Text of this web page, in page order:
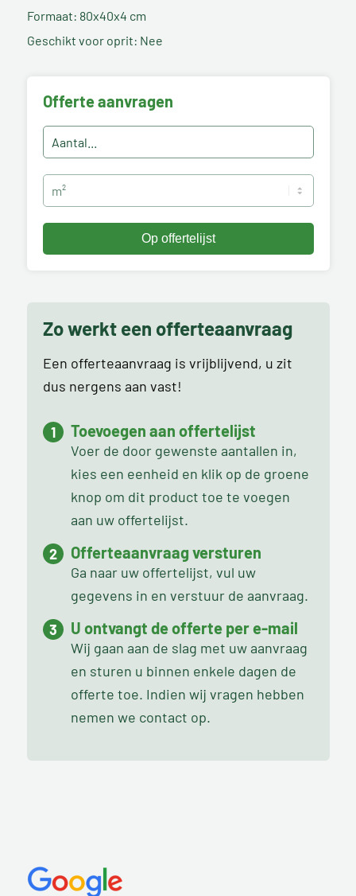
Formaat: 80x40x4 cm
Geschikt voor oprit: Nee
Offerte aanvragen
Zo werkt een offerteaanvraag
Een offerteaanvraag is vrijblijvend, u zit
dus nergens aan vast!
Toevoegen aan offertelijst
Voer de door gewenste aantallen in,
kies een eenheid en klik op de groene
knop om dit product toe te voegen
aan uw offertelijst.
Offerteaanvraag versturen
Ga naar uw offertelijst, vul uw
gegevens in en verstuur de aanvraag.
U ontvangt de offerte per e-mail
Wij gaan aan de slag met uw aanvraag
en sturen u binnen enkele dagen de
offerte toe. Indien wij vragen hebben
nemen we contact op.